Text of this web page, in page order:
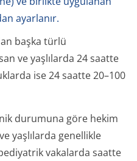
ayarlanır.
başka türlü
ve yaşlılarda 24 saatte
ise 24 saatte 20–100
durumuna göre hekim
yaşlılarda genellikle
vakalarda saatte